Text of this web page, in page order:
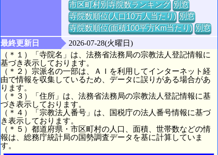
市区町村別寺院数ランキング 別窓
寺院数順位(人口10万人当たり) 別窓
寺院数順位(面積100平方Km当たり) 別窓
最終更新日
2026-07-28(火曜日)
（＊１）「寺院名」は、法務省法務局の宗教法人登記情報に
基づき表示しております。
（＊２）宗派名の一部は、ＡＩを利用してインターネット経
由で情報を収集しているため、データに誤りがある場合があ
ります。
（＊３）「住所」は、法務省法務局の宗教法人登記情報に基
づき表示しております。
（＊４）「宗教法人番号」は、国税庁の法人番号情報に基づ
き表示しております。
（＊５）都道府県・市区町村の人口、面積、世帯数などの情
報は、総務庁統計局の国勢調査データを基に計算していま
す。